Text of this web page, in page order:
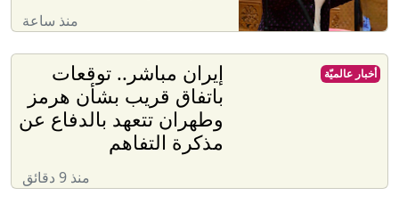
منذ ساعة
إيران مباشر.. توقعات
باتفاق قريب بشأن هرمز
وطهران تتعهد بالدفاع عن
مذكرة التفاهم
منذ 9 دقائق
أخبار عالميّة